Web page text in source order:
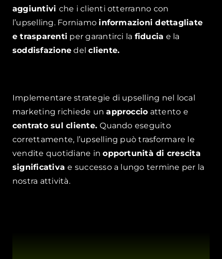
aggiuntivi che i clienti otterranno con
l’upselling. Forniamoinformazioni dettagliate
e trasparenti per garantirci la fiducia e la
soddisfazione delcliente.
Implementare strategie di upselling nel local
marketing richiede unapproccio attento e
centrato sul cliente.Quando eseguito
correttamente, l’upselling può trasformare le
vendite quotidiane inopportunità di crescita
significativae successo a lungo termine per la
nostra attività.